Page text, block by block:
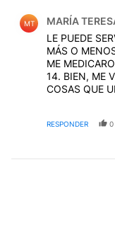
MT MARÍA
LE PUEDE
MÁS O
ME
14. BIEN, ME
COSAS QUE
EN UNA
RESPONDER 0